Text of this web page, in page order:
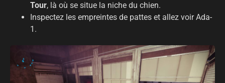
Tour, là où se situe la niche du chien.
Inspectez les empreintes de pattes et allez voir Ada-
1.